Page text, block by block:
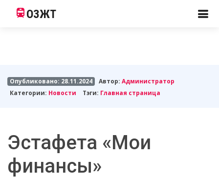
ОЗЖТ
Опубликовано: 28.11.2024 Автор:Администратор
Категории: Новости Тэги: Главная страница
Эстафета «Мои
финансы»